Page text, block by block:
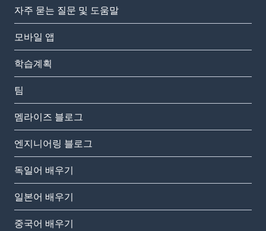
자주 묻는 질문 및 도움말
모바일 앱
학습계획
팀
멤라이즈 블로그
엔지니어링 블로그
독일어 배우기
일본어 배우기
중국어 배우기